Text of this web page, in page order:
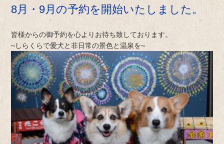
8月・9月の予約を開始いたしました。
皆様からの御予約を心よりお待ち致しております。
~しらくらで愛犬と非日常の景色と温泉を~